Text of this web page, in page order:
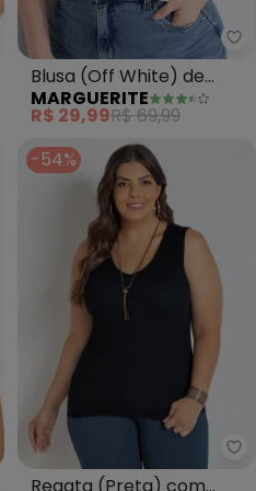
- Blusa (Preto) em
Blusa (Off White) de
Algodão com Retilínea
MARGUERITE
R$ 29,99R$ 69,99
- Blusa (Floral
-54%
Regata (Preta) com